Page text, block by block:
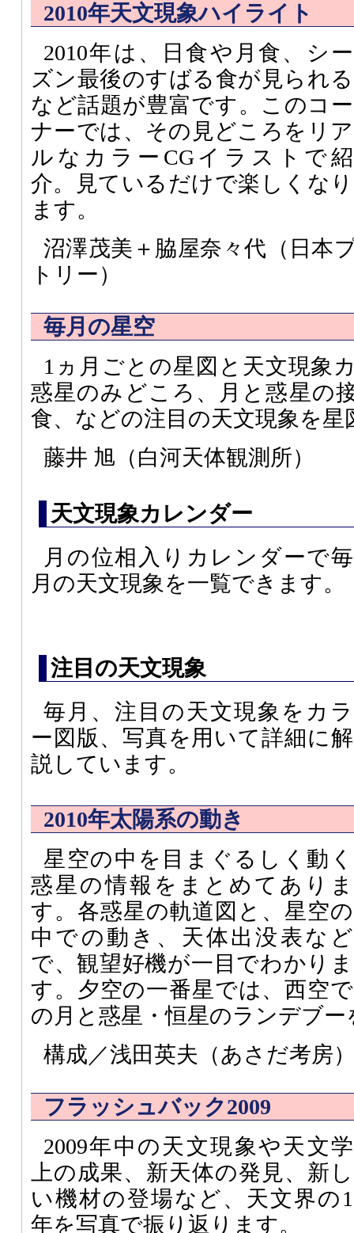
2010年天文現象ハイライト
2010年は、日食や月食、シー
ズン最後のすばる食が見られる
など話題が豊富です。このコー
ナーでは、その見どころをリア
ルなカラーCGイラストで紹
介。見ているだけで楽しくなり
ます。
沼澤茂美＋脇屋奈々代（日本
トリー）
毎月の星空
1ヵ月ごとの星図と天文現象
惑星のみどころ、月と惑星の
食、などの注目の天文現象を星
藤井 旭（白河天体観測所）
天文現象カレンダー
月の位相入りカレンダーで毎
月の天文現象を一覧できます。
注目の天文現象
毎月、注目の天文現象をカラ
ー図版、写真を用いて詳細に解
説しています。
2010年太陽系の動き
星空の中を目まぐるしく動く
惑星の情報をまとめてありま
す。各惑星の軌道図と、星空の
中での動き、天体出没表など
で、観望好機が一目でわかりま
す。夕空の一番星では、西空で
の月と惑星・恒星のランデブ
構成／浅田英夫（あさだ考房
フラッシュバック2009
2009年中の天文現象や天文学
上の成果、新天体の発見、新し
い機材の登場など、天文界の1
年を写真で振り返ります。